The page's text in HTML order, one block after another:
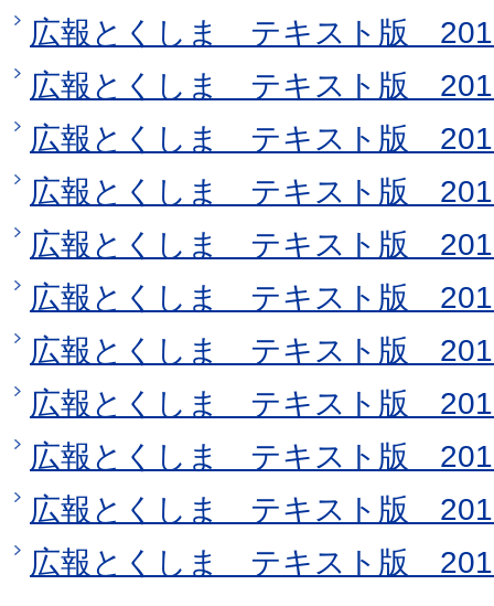
広報とくしま テキスト版
広報とくしま テキスト版
広報とくしま テキスト版
広報とくしま テキスト版
広報とくしま テキスト版
広報とくしま テキスト版
広報とくしま テキスト版
広報とくしま テキスト版
広報とくしま テキスト版
広報とくしま テキスト版
広報とくしま テキスト版